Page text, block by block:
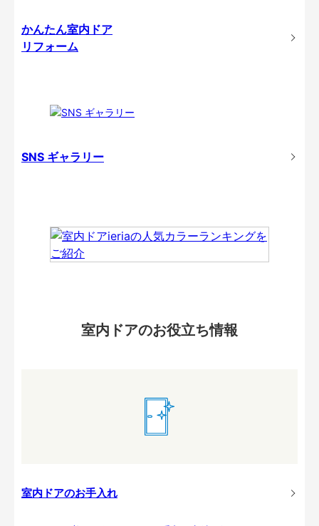
かんたん室内ドア
リフォーム
SNS ギャラリー
室内ドアのお役立ち情報
室内ドアのお手入れ